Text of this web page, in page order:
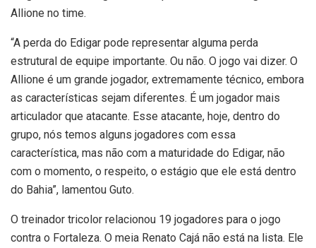
Allione no time.
“A perda do Edigar pode representar alguma perda
estrutural de equipe importante. Ou não. O jogo vai dizer. O
Allione é um grande jogador, extremamente técnico, embora
as características sejam diferentes. É um jogador mais
articulador que atacante. Esse atacante, hoje, dentro do
grupo, nós temos alguns jogadores com essa
característica, mas não com a maturidade do Edigar, não
com o momento, o respeito, o estágio que ele está dentro
do Bahia”, lamentou Guto.
O treinador tricolor relacionou 19 jogadores para o jogo
contra o Fortaleza. O meia Renato Cajá não está na lista. Ele